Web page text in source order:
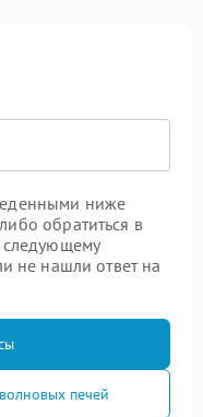
ниже
обратиться в
следующему
не нашли ответ на
печей